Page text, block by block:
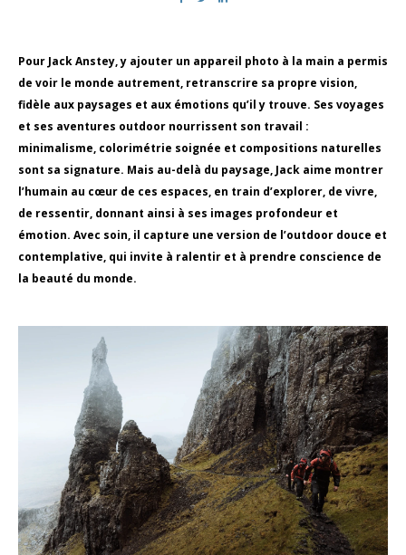
Pour Jack Anstey, y ajouter un appareil photo à la main a permis
de voir le monde autrement, retranscrire sa propre vision,
fidèle aux paysages et aux émotions qu’il y trouve. Ses voyages
et ses aventures outdoor nourrissent son travail :
minimalisme, colorimétrie soignée et compositions naturelles
sont sa signature. Mais au-delà du paysage, Jack aime montrer
l’humain au cœur de ces espaces, en train d’explorer, de vivre,
de ressentir, donnant ainsi à ses images profondeur et
émotion. Avec soin, il capture une version de l’outdoor douce et
contemplative, qui invite à ralentir et à prendre conscience de
la beauté du monde.